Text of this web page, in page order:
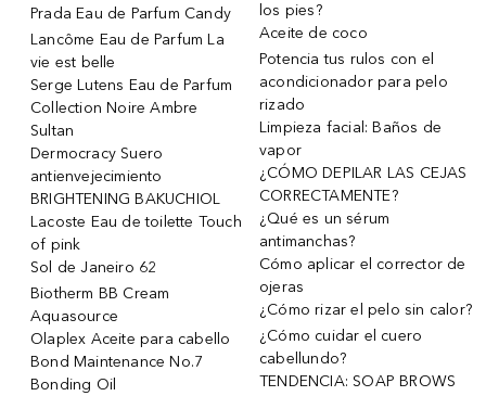
Prada Eau de Parfum Candy
Lancôme Eau de Parfum La
vie est belle
Serge Lutens Eau de Parfum
Collection Noire Ambre
Sultan
Dermocracy Suero
antienvejecimiento
BRIGHTENING BAKUCHIOL
Lacoste Eau de toilette Touch
of pink
Sol de Janeiro 62
Biotherm BB Cream
Aquasource
Olaplex Aceite para cabello
Bond Maintenance No.7
Bonding Oil
los pies?
Aceite de coco
Potencia tus rulos con el
acondicionador para pelo
rizado
Limpieza facial: Baños de
vapor
¿CÓMO DEPILAR LAS CEJAS
CORRECTAMENTE?
¿Qué es un sérum
antimanchas?
Cómo aplicar el corrector de
ojeras
¿Cómo rizar el pelo sin calor?
¿Cómo cuidar el cuero
cabellundo?
TENDENCIA: SOAP BROWS